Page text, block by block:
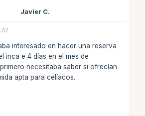
Javier C.
interesado en hacer una reserva
inca e 4 días en el mes de
necesitaba saber si ofrecían
apta para celíacos.